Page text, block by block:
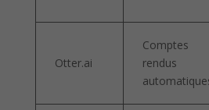
Otter.ai
Comptes
rendus